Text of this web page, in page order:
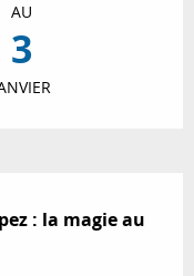
AU
3
: la magie au